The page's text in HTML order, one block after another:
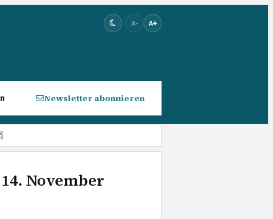
A- A+
Newsletter abonnieren
November